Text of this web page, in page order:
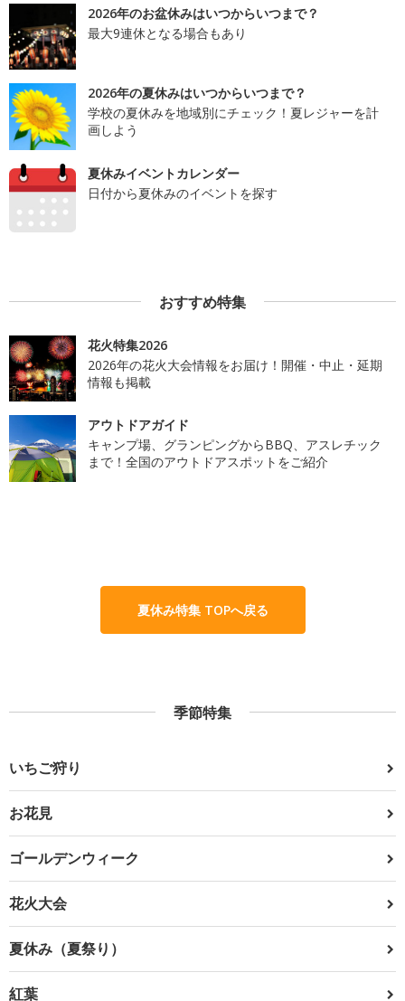
2026年のお盆休みはいつからいつまで？
最大9連休となる場合もあり
2026年の夏休みはいつからいつまで？
学校の夏休みを地域別にチェック！夏レジャーを計
画しよう
夏休みイベントカレンダー
日付から夏休みのイベントを探す
おすすめ特集
花火特集2026
2026年の花火大会情報をお届け！開催・中止・延期
情報も掲載
アウトドアガイド
キャンプ場、グランピングからBBQ、アスレチック
まで！全国のアウトドアスポットをご紹介
夏休み特集 TOPへ戻る
季節特集
いちご狩り
お花見
ゴールデンウィーク
花火大会
夏休み（夏祭り）
紅葉